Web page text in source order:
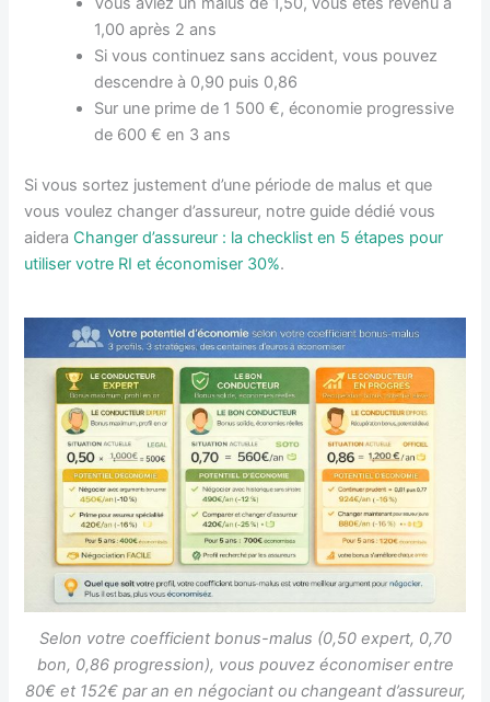
1,00 après 2 ans
Si vous continuez sans accident, vous pouvez
descendre à 0,90 puis 0,86
Sur une prime de 1 500 €, économie progressive
de 600 € en 3 ans
Si vous sortez justement d’une période de malus et que
vous voulez changer d’assureur, notre guide dédié vous
aidera Changer d’assureur : la checklist en 5 étapes pour
utiliser votre RI et économiser 30%.
Selon votre coefficient bonus-malus (0,50 expert, 0,70
bon, 0,86 progression), vous pouvez économiser entre
80€ et 152€ par an en négociant ou changeant d’assureur,